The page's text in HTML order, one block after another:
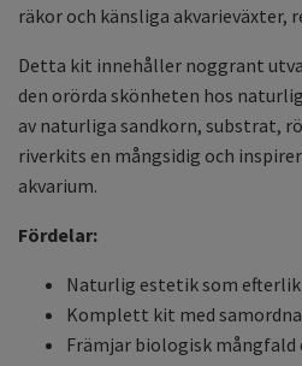
räkor och känsliga akvarieväxter,
Detta kit innehåller noggrant
den orörda skönheten hos
av naturliga sandkorn, substrat,
riverkits en mångsidig och
akvarium.
Fördelar:
Naturlig estetik som
Komplett kit med
Främjar biologisk mångfald